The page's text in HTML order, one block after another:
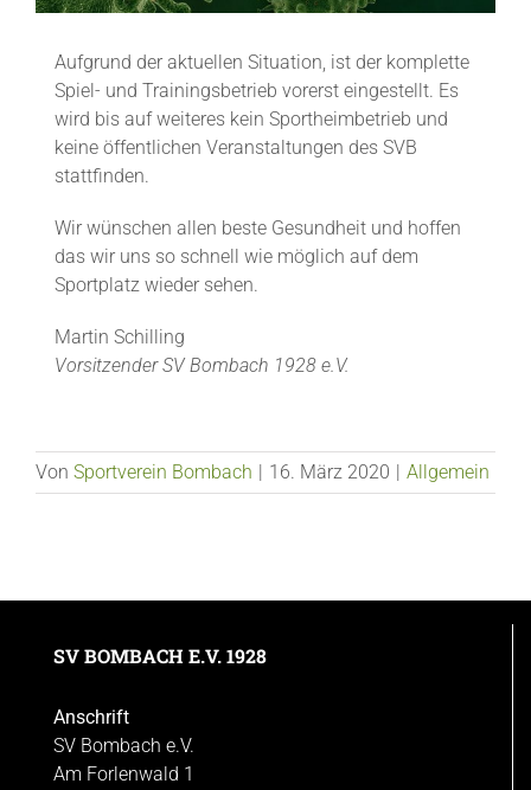
Aufgrund der aktuellen Situation, ist der komplette
Spiel- und Trainingsbetrieb vorerst eingestellt. Es
wird bis auf weiteres kein Sportheimbetrieb und
keine öffentlichen Veranstaltungen des SVB
stattfinden.
Wir wünschen allen beste Gesundheit und hoffen
das wir uns so schnell wie möglich auf dem
Sportplatz wieder sehen.
Martin Schilling
Vorsitzender SV Bombach 1928 e.V.
Von Sportverein Bombach | 16. März 2020 | Allgemein
SV BOMBACH E.V. 1928
Anschrift
SV Bombach e.V.
Am Forlenwald 1